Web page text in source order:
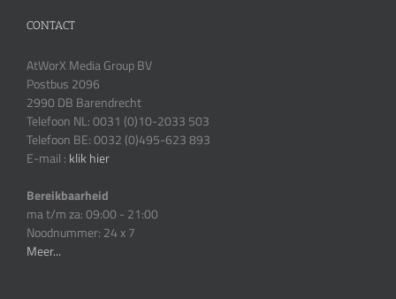
CONTACT
AtWorX Media Group BV
Postbus 2096
2990 DB Barendrecht
Telefoon NL: 0031 (0)10-2033 503
Telefoon BE: 0032 (0)495-623 893
E-mail : klik hier
Bereikbaarheid
ma t/m za: 09:00 - 21:00
Noodnummer: 24 x 7
Meer...